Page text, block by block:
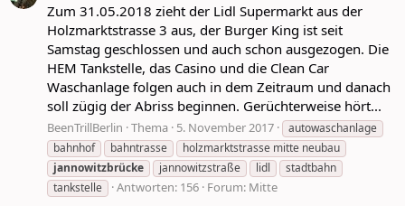
Zum 31.05.2018 zieht der Lidl Supermarkt aus der
Holzmarktstrasse 3 aus, der Burger King ist seit
Samstag geschlossen und auch schon ausgezogen. Die
HEM Tankstelle, das Casino und die Clean Car
Waschanlage folgen auch in dem Zeitraum und danach
soll zügig der Abriss beginnen. Gerüchterweise hört...
BeenTrillBerlin Thema 5. November 2017
autowaschanlage
bahnhof
bahntrasse
holzmarktstrasse mitte neubau
jannowitzbrücke
jannowitzstraße lidl
stadtbahn
tankstelle
Antworten: 156 Forum: Mitte